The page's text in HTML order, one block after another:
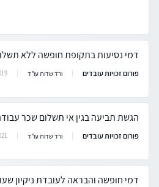
דמי נסיעות בתקופת חופשה ללא
פורום זכויות עובדים ורד שדות עו"ד
הגשת תביעה בגין אי תשלום שכר
פורום זכויות עובדים ורד שדות עו"ד
דמי חופשה והבראה לעובדת ניקיון